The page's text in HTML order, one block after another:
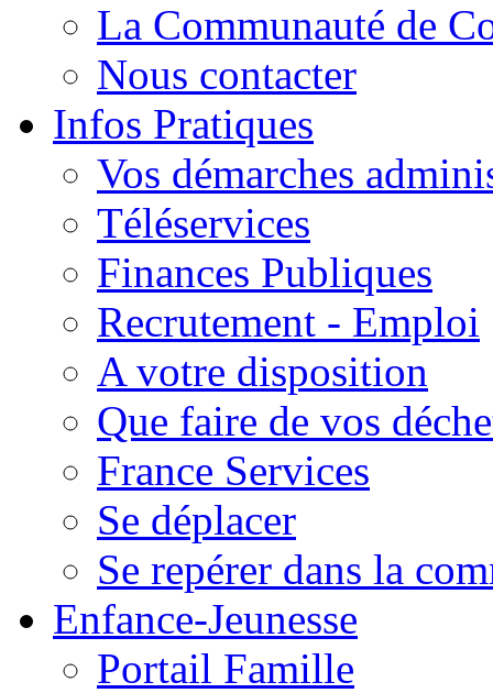
La Communauté de
Nous contacter
Infos Pratiques
Vos démarches
Téléservices
Finances Publiques
Recrutement - Emploi
A votre disposition
Que faire de vos
France Services
Se déplacer
Se repérer dans la
Enfance-Jeunesse
Portail Famille